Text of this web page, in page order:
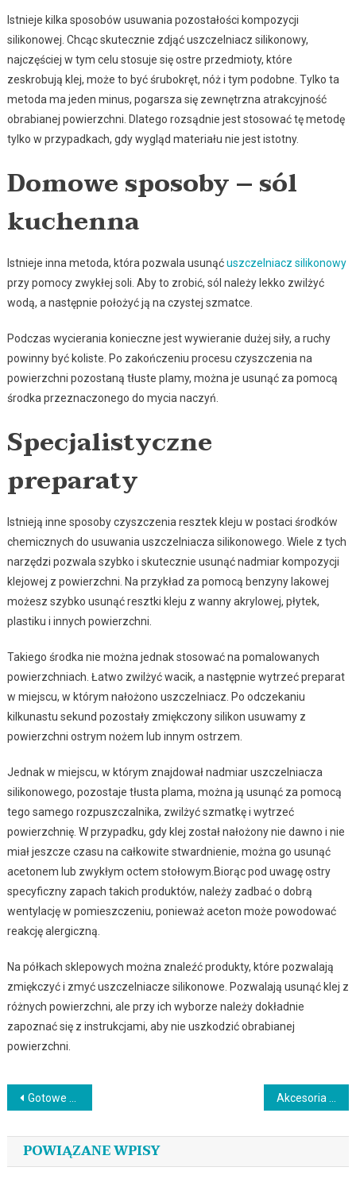
Istnieje kilka sposobów usuwania pozostałości kompozycji
silikonowej. Chcąc skutecznie zdjąć uszczelniacz silikonowy,
najczęściej w tym celu stosuje się ostre przedmioty, które
zeskrobują klej, może to być śrubokręt, nóż i tym podobne. Tylko ta
metoda ma jeden minus, pogarsza się zewnętrzna atrakcyjność
obrabianej powierzchni. Dlatego rozsądnie jest stosować tę metodę
tylko w przypadkach, gdy wygląd materiału nie jest istotny.
Domowe sposoby – sól
kuchenna
Istnieje inna metoda, która pozwala usunąćuszczelniacz silikonowy
przy pomocy zwykłej soli. Aby to zrobić, sól należy lekko zwilżyć
wodą, a następnie położyć ją na czystej szmatce.
Podczas wycierania konieczne jest wywieranie dużej siły, a ruchy
powinny być koliste. Po zakończeniu procesu czyszczenia na
powierzchni pozostaną tłuste plamy, można je usunąć za pomocą
środka przeznaczonego do mycia naczyń.
Specjalistyczne
preparaty
Istnieją inne sposoby czyszczenia resztek kleju w postaci środków
chemicznych do usuwania uszczelniacza silikonowego. Wiele z tych
narzędzi pozwala szybko i skutecznie usunąć nadmiar kompozycji
klejowej z powierzchni. Na przykład za pomocą benzyny lakowej
możesz szybko usunąć resztki kleju z wanny akrylowej, płytek,
plastiku i innych powierzchni.
Takiego środka nie można jednak stosować na pomalowanych
powierzchniach. Łatwo zwilżyć wacik, a następnie wytrzeć preparat
w miejscu, w którym nałożono uszczelniacz. Po odczekaniu
kilkunastu sekund pozostały zmiękczony silikon usuwamy z
powierzchni ostrym nożem lub innym ostrzem.
Jednak w miejscu, w którym znajdował nadmiar uszczelniacza
silikonowego, pozostaje tłusta plama, można ją usunąć za pomocą
tego samego rozpuszczalnika, zwilżyć szmatkę i wytrzeć
powierzchnię. W przypadku, gdy klej został nałożony nie dawno i nie
miał jeszcze czasu na całkowite stwardnienie, można go usunąć
acetonem lub zwykłym octem stołowym.Biorąc pod uwagę ostry
specyficzny zapach takich produktów, należy zadbać o dobrą
wentylację w pomieszczeniu, ponieważ aceton może powodować
reakcję alergiczną.
Na półkach sklepowych można znaleźć produkty, które pozwalają
zmiękczyć i zmyć uszczelniacze silikonowe. Pozwalają usunąć klej z
różnych powierzchni, ale przy ich wyborze należy dokładnie
zapoznać się z instrukcjami, aby nie uszkodzić obrabianej
powierzchni.
Nawigacja
wpisu
Gotowe domy prefabrykowane – czy rzeczywiście warto?
POWIĄZANE WPISY